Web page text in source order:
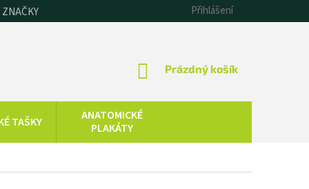
Přihlášení
NÁKUPNÍ
Prázdný košík
TAŠKY
ANATOMICKÉ
PLAKÁTY
TERAPIE